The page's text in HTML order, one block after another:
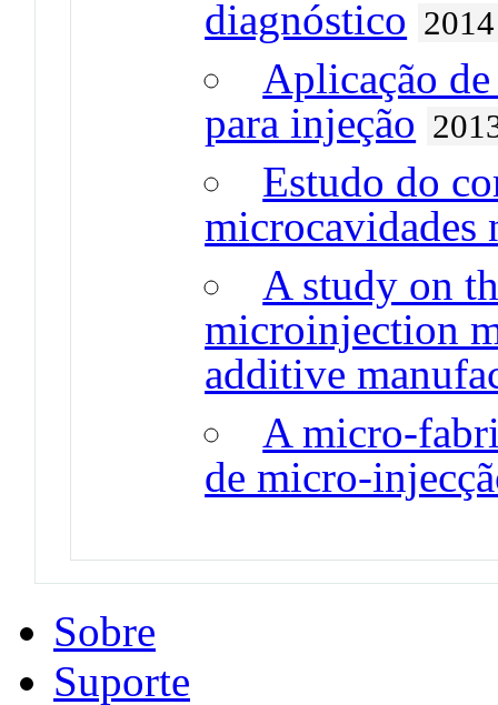
diagnóstico 2014
Aplicação
para injeção
Estudo do
microcavidades
A study on
microinjection
additive
A micro-
de micro-
Sobre
Suporte